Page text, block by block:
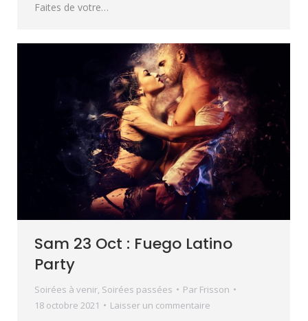
Faites de votre…
Sam 23 Oct : Fuego Latino
Party
Soirées à venir, Soirées passées Par Frisson
18 octobre 2021
Laisser un commentaire